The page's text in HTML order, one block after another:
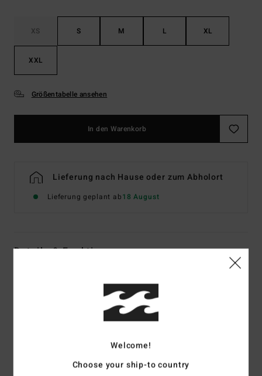
XS S M L XL
XXL
Größentabelle ansehen
In den Warenkorb
Lieferung nach Hause oder zum Abholort
Lieferung geplant ab18 August
Details & Funktionen
Farbcodelgh
Materialzusammensetzung:60 % recyceltes Polyester,
40 % Baumwolle (Sweatshirt) [280 g/m²]
Welcome!
Choose your ship-to country